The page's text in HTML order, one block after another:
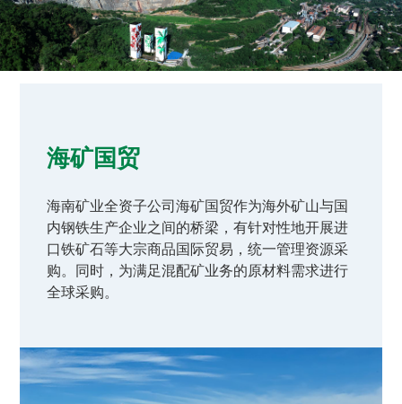
海矿国贸
海南矿业全资子公司海矿国贸作为海外矿山与国
内钢铁生产企业之间的桥梁，有针对性地开展进
口铁矿石等大宗商品国际贸易，统一管理资源采
购。同时，为满足混配矿业务的原材料需求进行
全球采购。